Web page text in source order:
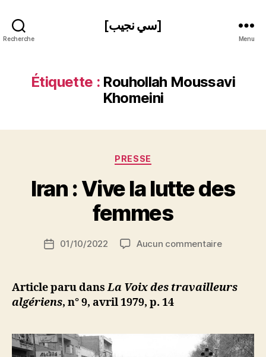
Recherche
[سي نجيب]
Menu
Étiquette : Rouhollah Moussavi
Khomeini
Catégories
PRESSE
Iran : Vive la lutte des
femmes
de
P
a
S
N
ji
Date01/10/2022 Aucun commentairesur
femmes
Article paru dansLa Voix des travailleurs
algériens, n° 9, avril 1979, p. 14